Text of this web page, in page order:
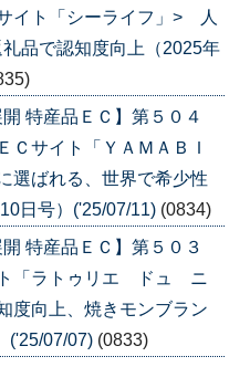
イト「シーライフ」> 人
品で認知度向上（2025年
特産品ＥＣ】第５０４
サイト「ＹＡＭＡＢＩ
選ばれる、世界で希少性
日号）('25/07/11) (0834)
特産品ＥＣ】第５０３
「ラトゥリエ ドュ ニ
向上、焼きモンブラン
('25/07/07) (0833)